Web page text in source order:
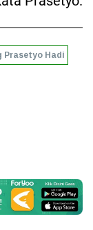
Prasetyo Hadi